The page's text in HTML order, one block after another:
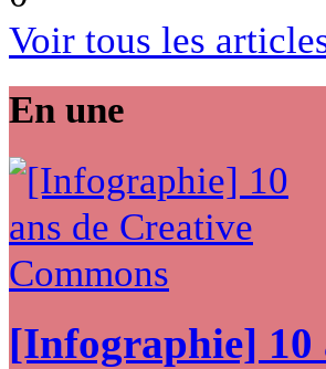
Voir tous les
En une
[Infographie] 10